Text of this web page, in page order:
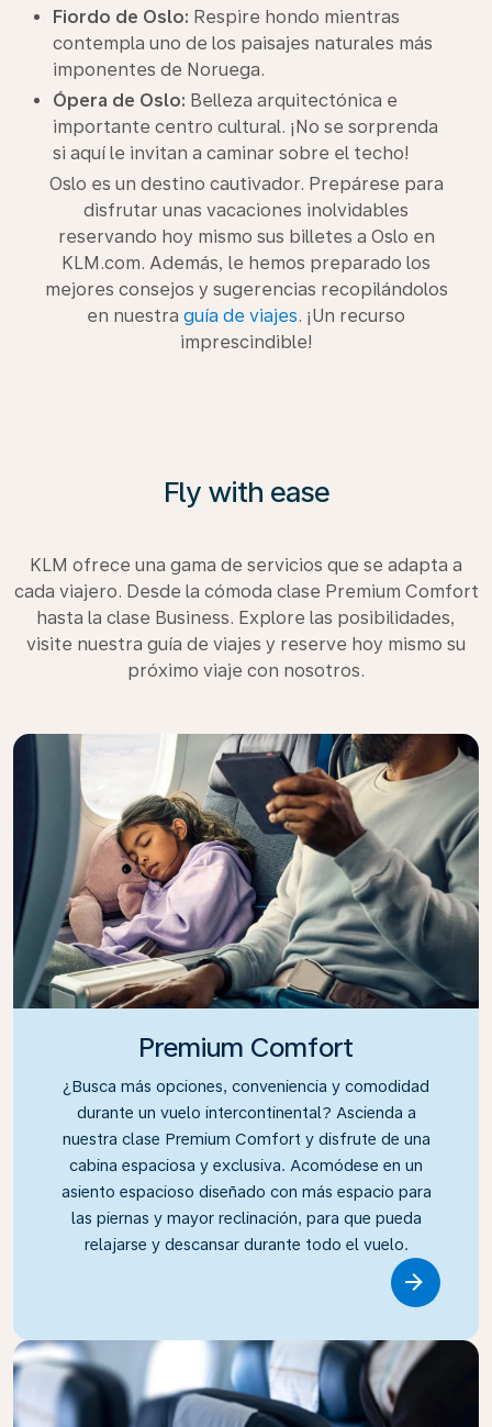
Fiordo de Oslo: Respire hondo mientras
contempla uno de los paisajes naturales más
imponentes de Noruega.
Ópera de Oslo: Belleza arquitectónica e
importante centro cultural. ¡No se sorprenda
si aquí le invitan a caminar sobre el techo!
Oslo es un destino cautivador. Prepárese para
disfrutar unas vacaciones inolvidables
reservando hoy mismo sus billetes a Oslo en
KLM.com. Además, le hemos preparado los
mejores consejos y sugerencias recopilándolos
en nuestra guía de viajes. ¡Un recurso
imprescindible!
Fly with ease
KLM ofrece una gama de servicios que se adapta a
cada viajero. Desde la cómoda clase Premium Comfort
hasta la clase Business. Explore las posibilidades,
visite nuestra guía de viajes y reserve hoy mismo su
próximo viaje con nosotros.
Premium Comfort
¿Busca más opciones, conveniencia y comodidad
durante un vuelo intercontinental? Ascienda a
nuestra clase Premium Comfort y disfrute de una
cabina espaciosa y exclusiva. Acomódese en un
asiento espacioso diseñado con más espacio para
las piernas y mayor reclinación, para que pueda
relajarse y descansar durante todo el vuelo.